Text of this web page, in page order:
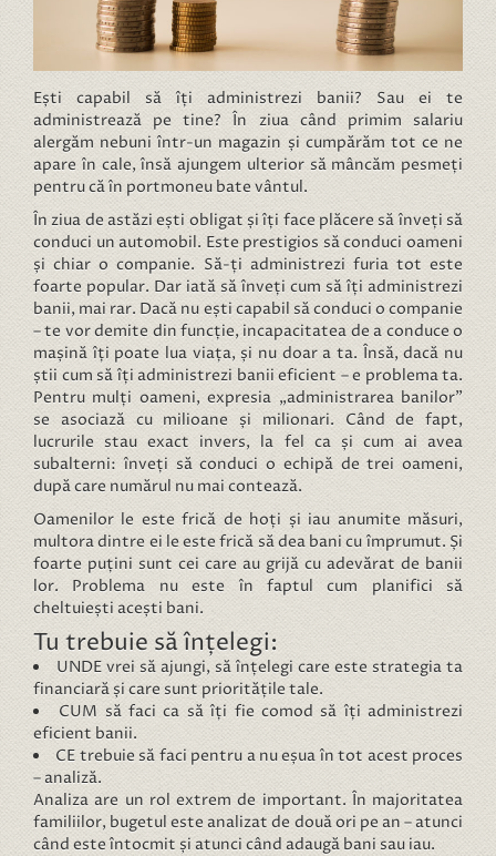
Ești capabil să îți administrezi banii? Sau ei te
administrează pe tine? În ziua când primim salariu
alergăm nebuni într-un magazin și cumpărăm tot ce ne
apare în cale, însă ajungem ulterior să mâncăm pesmeți
pentru că în portmoneu bate vântul.
În ziua de astăzi ești obligat și îți face plăcere să înveți să
conduci un automobil. Este prestigios să conduci oameni
și chiar o companie. Să-ți administrezi furia tot este
foarte popular. Dar iată să înveți cum să îți administrezi
banii, mai rar. Dacă nu ești capabil să conduci o companie
– te vor demite din funcție, incapacitatea de a conduce o
mașină îți poate lua viața, și nu doar a ta. Însă, dacă nu
știi cum să îți administrezi banii eficient – e problema ta.
Pentru mulți oameni, expresia „administrarea banilor”
se asociază cu milioane și milionari. Când de fapt,
lucrurile stau exact invers, la fel ca și cum ai avea
subalterni: înveți să conduci o echipă de trei oameni,
după care numărul nu mai contează.
Oamenilor le este frică de hoți și iau anumite măsuri,
multora dintre ei le este frică să dea bani cu împrumut. Și
foarte puțini sunt cei care au grijă cu adevărat de banii
lor. Problema nu este în faptul cum planifici să
cheltuiești acești bani.
Tu trebuie să înțelegi:
UNDE vrei să ajungi, să înțelegi care este strategia ta
financiară și care sunt prioritățile tale.
CUM să faci ca să îți fie comod să îți administrezi
eficient banii.
CE trebuie să faci pentru a nu eșua în tot acest proces
– analiză.
Analiza are un rol extrem de important. În majoritatea
familiilor, bugetul este analizat de două ori pe an – atunci
când este întocmit și atunci când adaugă bani sau iau.